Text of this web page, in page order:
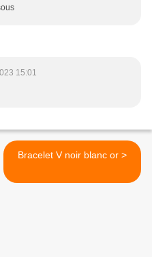
15:01
Bracelet V noir blanc or >